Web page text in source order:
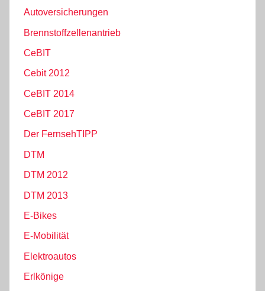
Autoversicherungen
Brennstoffzellenantrieb
CeBIT
Cebit 2012
CeBIT 2014
CeBIT 2017
Der FernsehTIPP
DTM
DTM 2012
DTM 2013
E-Bikes
E-Mobilität
Elektroautos
Erlkönige